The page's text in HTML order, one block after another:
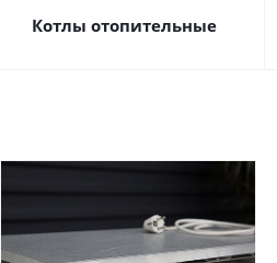
Котлы отопительные